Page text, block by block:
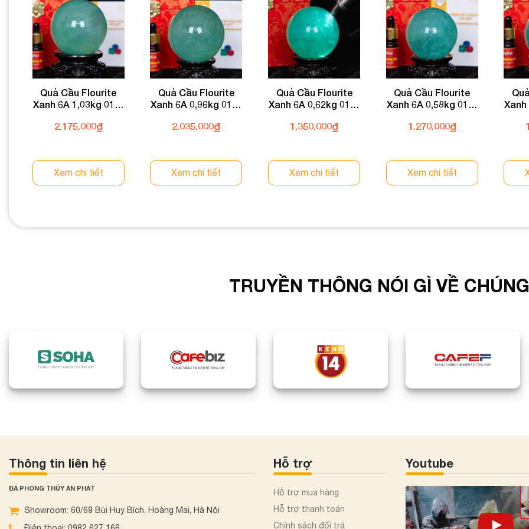
Quả Cầu Flourite
Xanh 6A 1,03kg 011-
2.175.000₫
Xem chi tiết
Quả Cầu Flourite
Xanh 6A 0,96kg 011-
2.035.000₫
Xem chi tiết
Quả Cầu Flourite
Xanh 6A 0,62kg 011-
1.350.000₫
Xem chi tiết
Quả Cầu Flourite
Xanh 6A 0,58kg 011-
1.270.000₫
Xem chi tiết
Xanh
TRUYỀN THÔNG NÓI GÌ VỀ
Thông tin liên hệ
ĐÁ PHONG THỦY AN PHÁT
Showroom: 60/69 Bùi Huy Bích, Hoàng Mai, Hà Nội
Hỗ trợ
Hỗ trợ mua hàng
Hỗ trợ thanh toán
Chính sách đổi trả
Youtube